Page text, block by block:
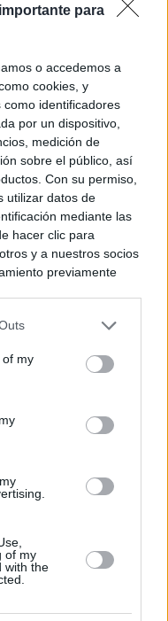
para
o accedemos a
cookies, y
identificadores
por un dispositivo,
medición de
sobre el público, así
Con su permiso,
utilizar datos de
mediante las
hacer clic para
y a nuestros socios
previamente
que algún
el derecho de
se aplicarán
en este sitio web o
of my
of my
with the